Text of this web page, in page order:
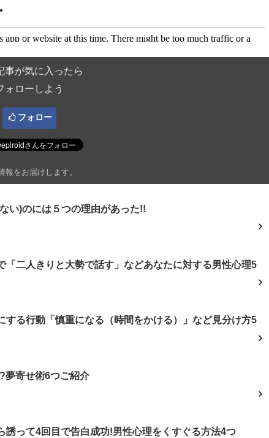
事が気に入ったら
ォローしよう
フォロー
報をお届けします。
い)のには５つの理由があった!!
「二人きりと大勢で話す」などあなたに対する男性心理5
する行動「慎重になる（時間をかける）」など見分け方5
夢寄せ術6つご紹介
誘って4回目で告白成功!男性心理をくすぐる方法4つ